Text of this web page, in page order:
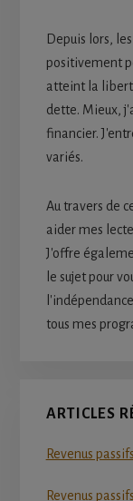
Depuis lors,
positivement
atteint la
dette. Mieux,
financier.
variés.
Au travers de
aider mes
J'offre
le sujet pour
tous mes
ARTICLES
Revenus
Revenus